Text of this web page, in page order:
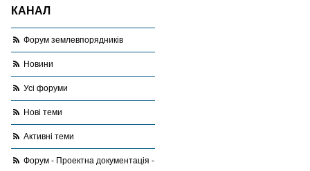
КАНАЛ
Форум землевпорядників
Новини
Усі форуми
Нові теми
Активні теми
Форум - Проектна документація - запитання,відповіді, поради